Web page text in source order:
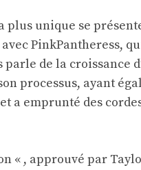
plus unique se
PinkPantheress,
parle de la croissance
processus, ayant
a emprunté des
« , approuvé par